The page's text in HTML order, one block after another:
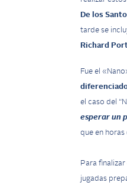
De los
tarde se
Richard
Fue el
el caso del
esperar un
que en
Para
jugadas